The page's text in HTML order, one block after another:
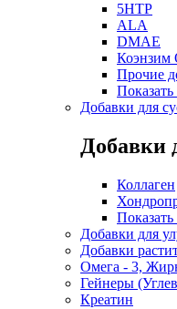
5HTP
ALA
DMAE
Коэнзим
Прочие
Показать
Добавки для
Добавки
Коллаген
Показать
Добавки для
Добавки
Омега - 3,
Гейнеры
Креатин